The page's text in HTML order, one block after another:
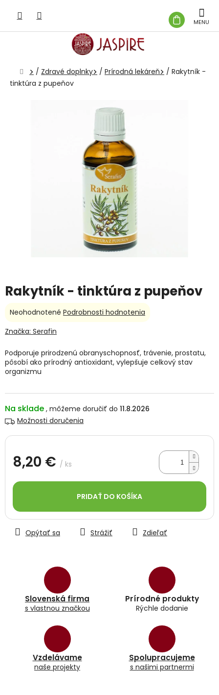
obsah
KOŠÍK
Domov
/ Zdravé doplnky / Prírodná lekáreň / Rakytník -
tinktúra z pupeňov
Rakytník - tinktúra z pupeňov
Na sklade
11.8.2026
Možnosti doručenia
8,20 € / ks
cena:
PRIDAŤ DO KOŠÍKA
Slovenská firma
s vlastnou značkou
Prírodné produkty
Rýchle dodanie
Vzdelávame
naše projekty
Spolupracujeme
s našimi partnermi
Podporuje prirodzenú obranyschopnosť, trávenie, prostatu,
pôsobí ako prírodný antioxidant, vylepšuje celkový stav
organizmu
Opýtať sa Strážiť Zdieľať
Priemerné
produktu
0,0
z
5
hviezdičiek.
Neohodnotené Podrobnosti hodnotenia
Značka: Serafin